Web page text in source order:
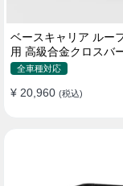
ベースキャリア ルー
用 高級合金クロスバ
ック付き ベースラッ
全車種対応
¥ 20,960 (税込)